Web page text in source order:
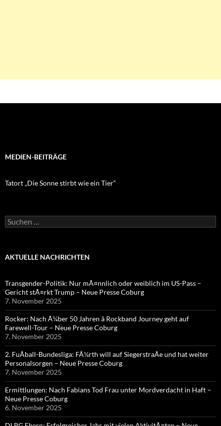
MEDIEN-BEITRÄGE
Tatort „Die Sonne stirbt wie ein Tier“
Suchen
nach:
AKTUELLE NACHRICHTEN
Transgender-Politik: Nur mÃ¤nnlich oder weiblich im US-Pass –
Gericht stÃ¤rkt Trump – Neue Presse Coburg
7. November 2025
Rocker: Nach Ã¼ber 50 Jahren â Rockband Journey geht auf
Farewell-Tour – Neue Presse Coburg
7. November 2025
2. FuÃball-Bundesliga: FÃ¼rth will auf SiegerstraÃe und hat weiter
Personalsorgen – Neue Presse Coburg
7. November 2025
Ermittlungen: Nach Fabians Tod Frau unter Mordverdacht in Haft –
Neue Presse Coburg
6. November 2025